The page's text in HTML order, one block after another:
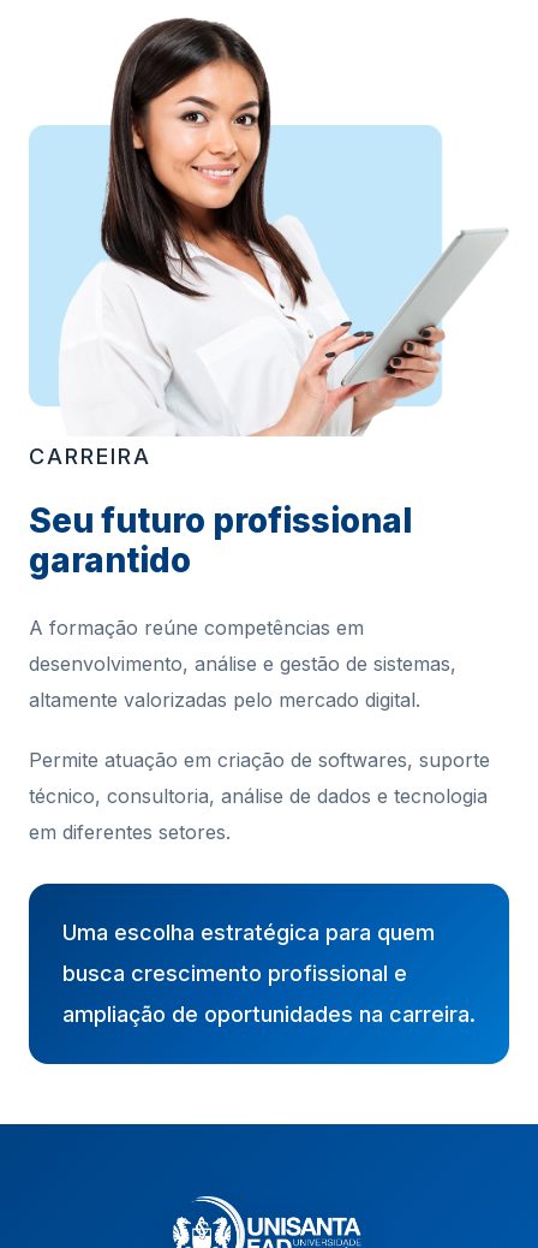
CARREIRA
Seu futuro profissional
garantido
A formação reúne competências em
desenvolvimento, análise e gestão de sistemas,
altamente valorizadas pelo mercado digital.
Permite atuação em criação de softwares, suporte
técnico, consultoria, análise de dados e tecnologia
em diferentes setores.
Uma escolha estratégica para quem
busca crescimento profissional e
ampliação de oportunidades na carreira.